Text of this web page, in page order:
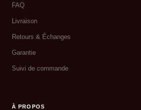
FAQ
Livraison
Retours & Échanges
Garantie
Suivi de commande
À PROPOS